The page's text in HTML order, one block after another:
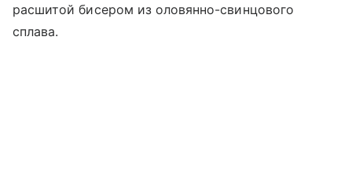
расшитой бисером из оловянно-свинцового
сплава.